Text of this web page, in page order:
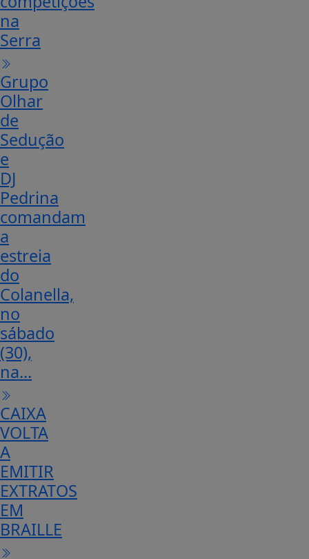
na
Serra
Grupo
Olhar
de
Sedução
e
DJ
Pedrina
comandam
a
estreia
do
Colanella,
no
sábado
(30),
na...
CAIXA
VOLTA
A
EMITIR
EXTRATOS
EM
BRAILLE